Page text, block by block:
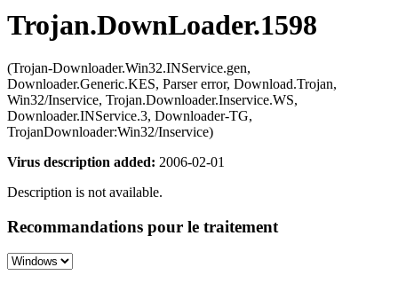
Trojan.DownLoader.1598
(Trojan-Downloader.Win32.INService.gen,
Downloader.Generic.KES, Parser error, Download.Trojan,
Win32/Inservice, Trojan.Downloader.Inservice.WS,
Downloader.INService.3, Downloader-TG,
TrojanDownloader:Win32/Inservice)
Virus description added: 2006-02-01
Description is not available.
Recommandations pour le traitement